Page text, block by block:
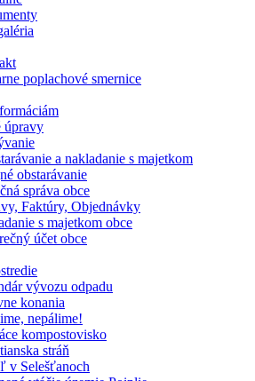
poplachové smernice
úpravy
a nakladanie s majetkom
obstarávanie
správa obce
Faktúry, Objednávky
s majetkom obce
účet obce
vývozu odpadu
konania
nepálime!
kompostovisko
stráň
v Selešťanoch